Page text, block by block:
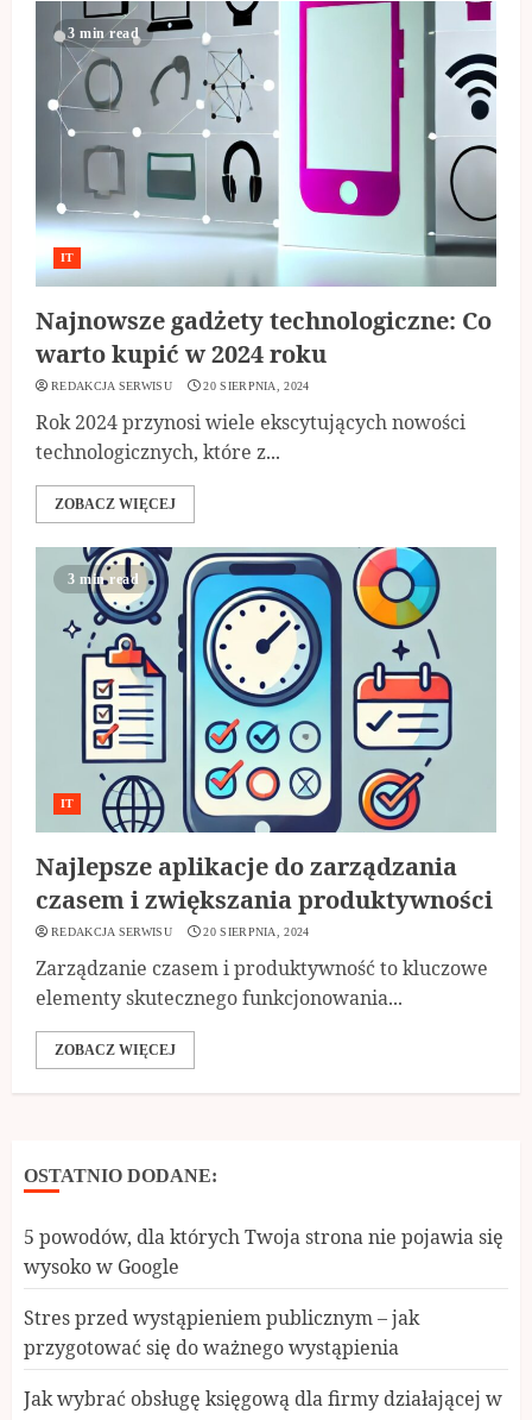
3 min read
IT
Najnowsze gadżety technologiczne: Co
warto kupić w 2024 roku
REDAKCJA SERWISU 20 SIERPNIA, 2024
Rok 2024 przynosi wiele ekscytujących nowości
technologicznych, które z...
ZOBACZ WIĘCEJ
3 min read
IT
Najlepsze aplikacje do zarządzania
czasem i zwiększania produktywności
REDAKCJA SERWISU 20 SIERPNIA, 2024
Zarządzanie czasem i produktywność to kluczowe
elementy skutecznego funkcjonowania...
ZOBACZ WIĘCEJ
OSTATNIO DODANE:
5 powodów, dla których Twoja strona nie pojawia się
wysoko w Google
Stres przed wystąpieniem publicznym – jak
przygotować się do ważnego wystąpienia
Jak wybrać obsługę księgową dla firmy działającej w